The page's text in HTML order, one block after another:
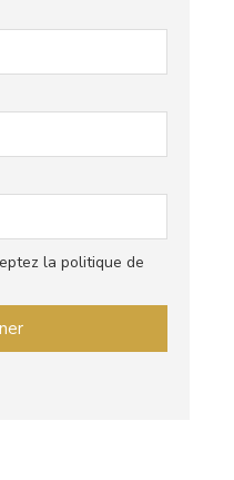
la politique de